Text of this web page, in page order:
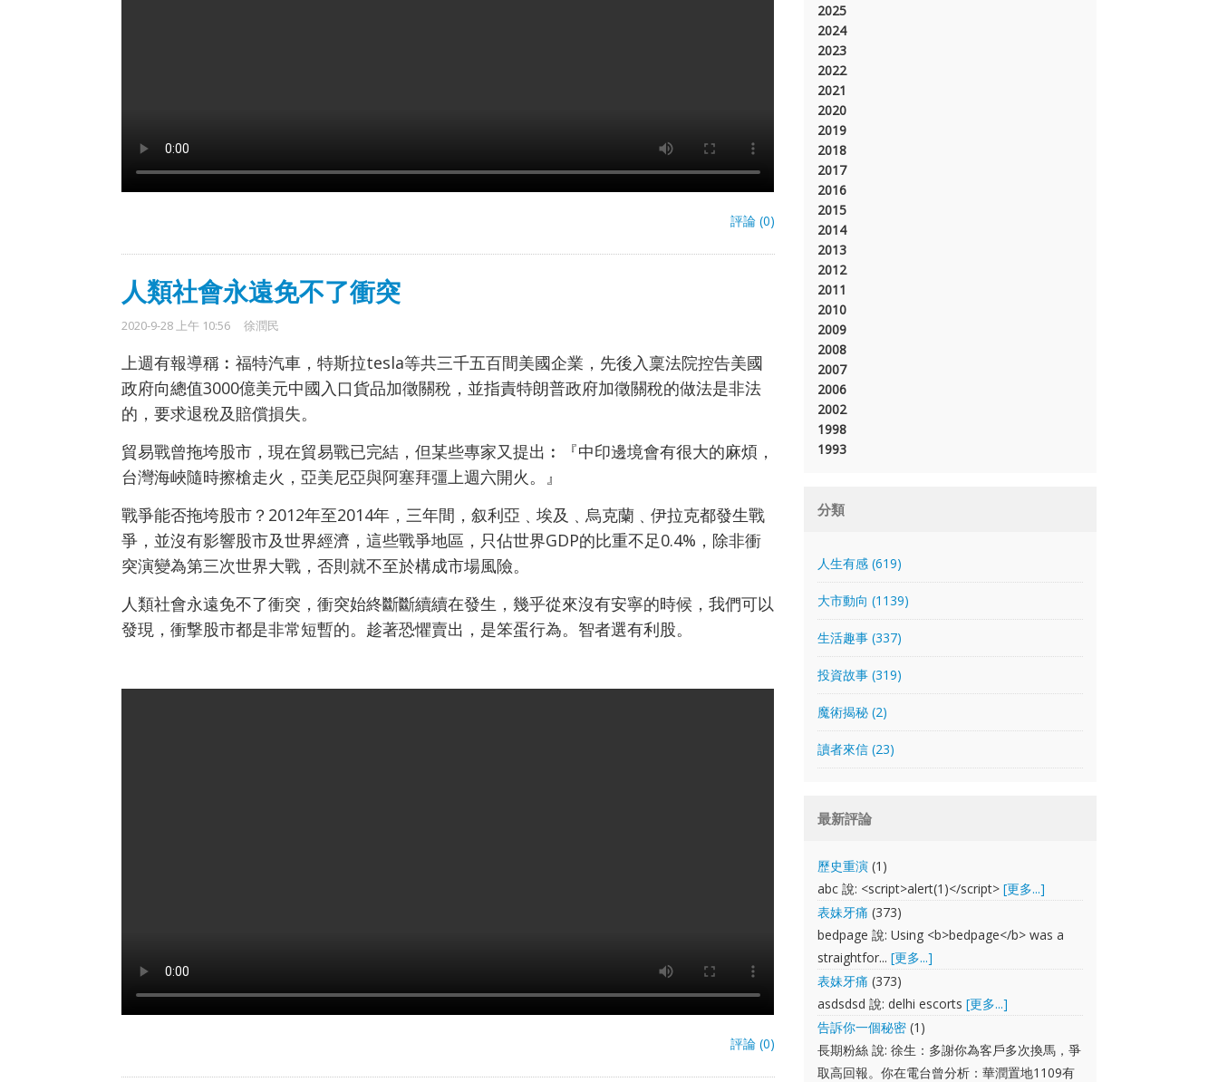
評論 (0)
人類社會永遠免不了衝突
2020-9-28 上午 10:56 徐潤民
上週有報導稱︰福特汽車，特斯拉tesla等共三千五百間美國企業，先後入稟法院控告美國
政府向總值3000億美元中國入口貨品加徵關稅，並指責特朗普政府加徵關稅的做法是非法
的，要求退稅及賠償損失。
貿易戰曾拖垮股市，現在貿易戰已完結，但某些專家又提出︰『中印邊境會有很大的麻煩，
台灣海峽隨時擦槍走火，亞美尼亞與阿塞拜彊上週六開火。』
戰爭能否拖垮股市？2012年至2014年，三年間，叙利亞﹑埃及﹑烏克蘭﹑伊拉克都發生戰
爭，並沒有影響股市及世界經濟，這些戰爭地區，只佔世界GDP的比重不足0.4%，除非衝
突演變為第三次世界大戰，否則就不至於構成市場風險。
人類社會永遠免不了衝突，衝突始終斷斷續續在發生，幾乎從來沒有安寧的時候，我們可以
發現，衝撃股市都是非常短暫的。趁著恐懼賣出，是笨蛋行為。智者選有利股。
評論 (0)
2025
2024
2023
2022
2021
2020
2019
2018
2017
2016
2015
2014
2013
2012
2011
2010
2009
2008
2007
2006
2002
1998
1993
分類
人生有感 (619)
大市動向 (1139)
生活趣事 (337)
投資故事 (319)
魔術揭秘 (2)
讀者來信 (23)
最新評論
歷史重演 (1)
abc 說: <script>alert(1)</script>[更多...]
表妹牙痛 (373)
bedpage 說: Using <b>bedpage</b> was a
straightfor...[更多...]
表妹牙痛 (373)
asdsdsd 說: delhi escorts[更多...]
告訴你一個秘密 (1)
長期粉絲 說: 徐生：多謝你為客戶多次換馬，爭
取高回報。你在電台曾分析：華潤置地1109有